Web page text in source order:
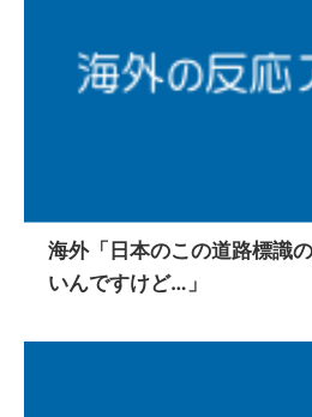
海外「日本のこの道路標識
いんですけど…」